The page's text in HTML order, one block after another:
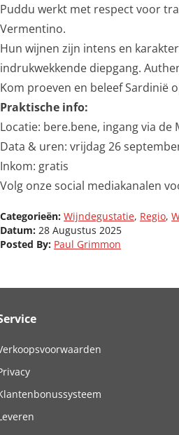
Puddu werkt met respect voor
Vermentino.
Hun wijnen zijn intens en
indrukwekkende diepgang.
Kom proeven en beleef Sardinië
Praktische info:
Locatie: bere.bene, ingang via de
Data & uren: vrijdag 26
Inkom: gratis
Volg onze social mediakanalen
Categorieën: Wijndegustatie, Regio,
Datum: 28 Augustus 2025
Posted By: Paul Grimmon